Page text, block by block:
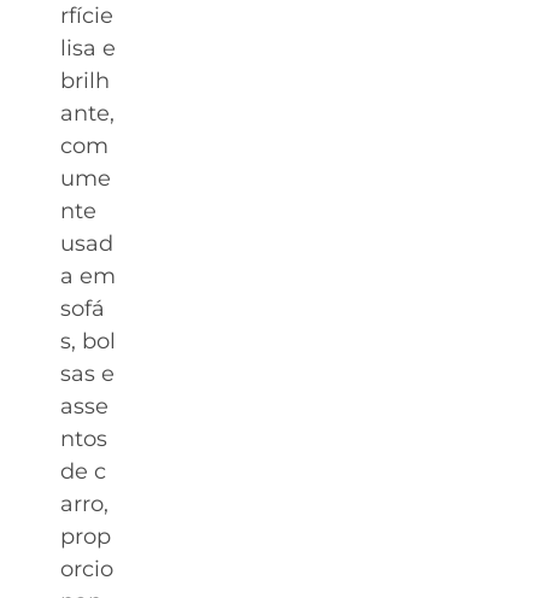
rfície
lisa e
brilh
ante,
com
ume
nte
usad
a em
sofá
s, bol
sas e
asse
ntos
de c
arro,
prop
orcio